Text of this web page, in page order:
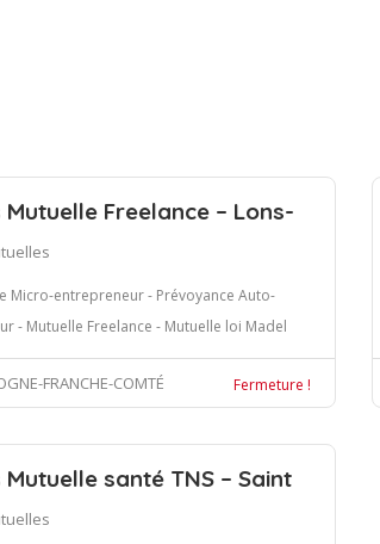
Freelance – Lons-
Micro-entrepreneur - Prévoyance Auto-
- Mutuelle Freelance - Mutuelle loi Madel
FRANCHE-COMTÉ Fermeture !
santé TNS – Saint